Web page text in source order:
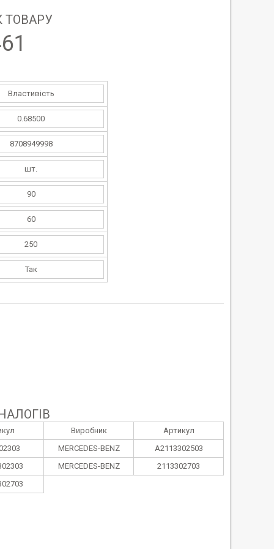
ТОВАРУ
Властивість
0.68500
8708949998
шт.
90
60
250
Так
Виробник
Артикул
MERCEDES-BENZ
A2113302503
MERCEDES-BENZ
2113302703